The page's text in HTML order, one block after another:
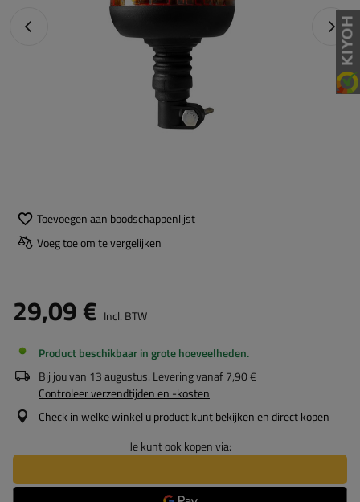
Vorige foto
Toevoegen aan boodschappenlijst
Voeg toe om te vergelijken
29,09 € Incl. BTW
Product beschikbaar in grote hoeveelheden
Bij jou van 13 augustus. Levering vanaf7,90 €
Controleer verzendtijden en -kosten
Check in welke winkel u product kunt bekijken en direct kopen
Je kunt ook kopen via: